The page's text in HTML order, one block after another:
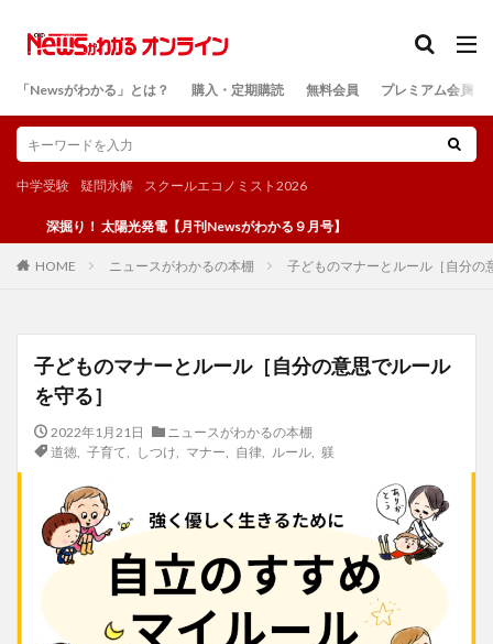
「Newsがわかる」とは？ 購入・定期購読 無料会員 プレミアム会員
中学受験 疑問氷解 スクールエコノミスト2026
り！ 太陽光発電【月刊Newsがわかる９月号】
HOME ニュースがわかるの本棚 子どものマナーとルール［自分の
子どものマナーとルール［自分の意思でルール
を守る］
2022年1月21日
ニュースがわかるの本棚
道徳
子育て しつけ マナー 自律, ルール, 躾
検索